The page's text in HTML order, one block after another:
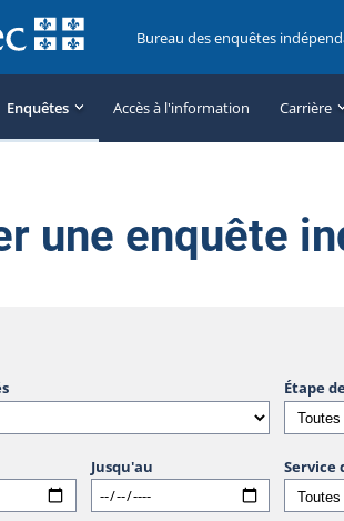
Bureau des enquêtes
Enquêtes Accès à l'information Carrière
une enquête
Étape
Jusqu'au Service